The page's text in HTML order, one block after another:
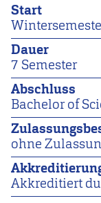
Start
Dauer
7 Semester
Abschluss
Bachelor of
ohne
Akkreditiert